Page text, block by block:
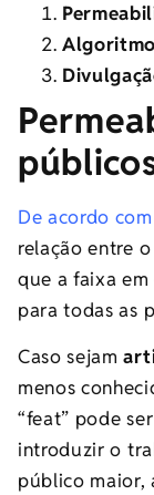
De acordo
relação entre
que a faixa
para todas as
Caso sejam
menos
“feat” pode
introduzir o
público maior,